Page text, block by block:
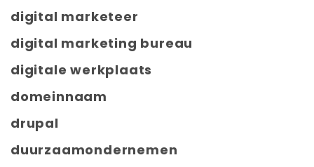
digital marketeer
digital marketing bureau
digitale werkplaats
domeinnaam
drupal
duurzaamondernemen